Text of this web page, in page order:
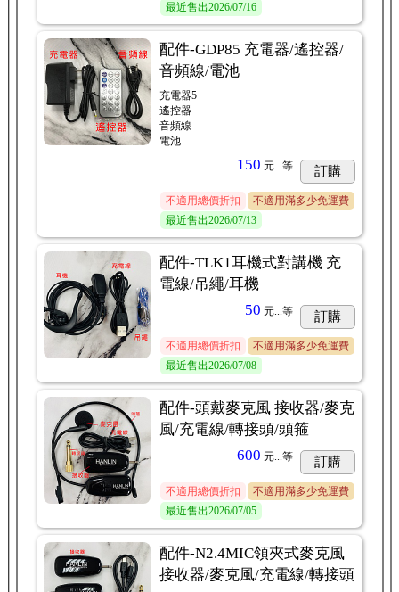
最近售出2026/07/16
配件-GDP85 充電器/遙控器/
音頻線/電池
充電器5
遙控器
音頻線
電池
150 元...等 訂購
不適用總價折扣
不適用滿多少免運費
最近售出2026/07/13
配件-TLK1耳機式對講機 充
電線/吊繩/耳機
50 元...等 訂購
不適用總價折扣
不適用滿多少免運費
最近售出2026/07/08
配件-頭戴麥克風 接收器/麥克
風/充電線/轉接頭/頭箍
600 元...等 訂購
不適用總價折扣
不適用滿多少免運費
最近售出2026/07/05
配件-N2.4MIC領夾式麥克風
接收器/麥克風/充電線/轉接頭